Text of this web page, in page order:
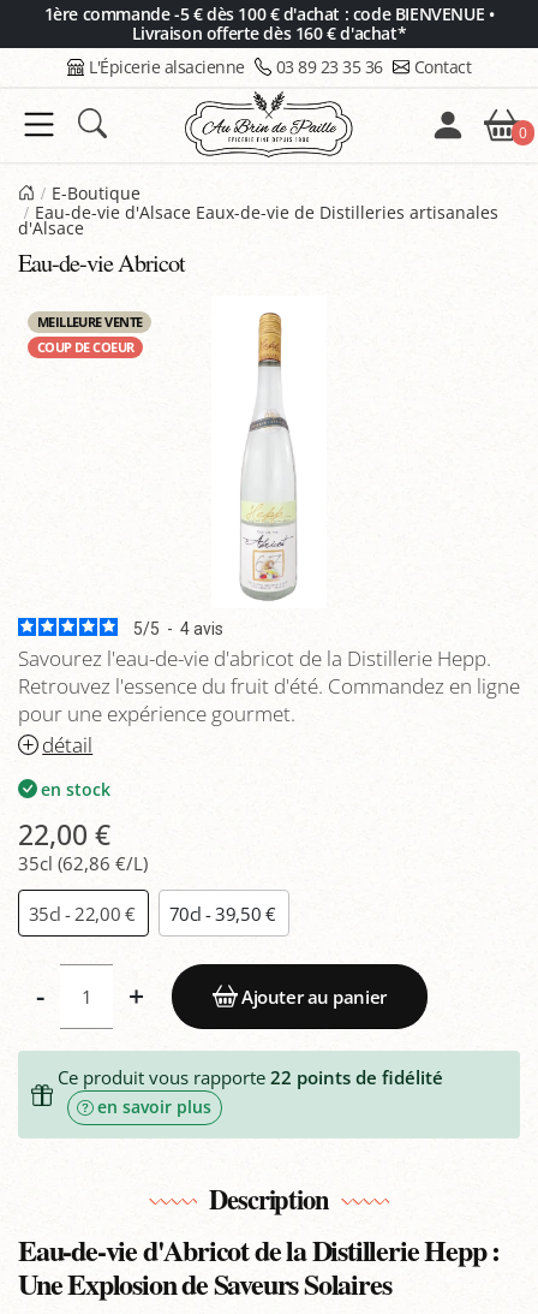
1ère commande -5 € dès 100 € d'achat : code BIENVENUE •
Livraison offerte dès 160 € d'achat*
L'Épicerie alsacienne 03 89 23 35 36 Contact
0
E-Boutique
Eau-de-vie d'Alsace Eaux-de-vie de Distilleries artisanales
d'Alsace
Eau-de-vie Abricot
MEILLEURE VENTE
COUP DE COEUR
5/5 - 4avis
Savourez l'eau-de-vie d'abricot de la Distillerie Hepp.
Retrouvez l'essence du fruit d'été. Commandez en ligne
pour une expérience gourmet.
détail
en stock
22,00 €
35cl (62,86 €/L)
35cl - 22,00 € 70cl - 39,50 €
- + Ajouter au panier
Ce produit vous rapporte22 points de fidélité
en savoir plus
Description
Eau-de-vie d'Abricot de la Distillerie Hepp :
Une Explosion de Saveurs Solaires
Panneau de gestion des cookies